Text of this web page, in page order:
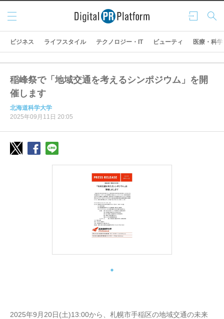
ログ
イン
検索
メニ
ュー
ビジネス ライフスタイル テクノロジー・IT ビューティ 医療・科学
稲峰祭で「地域交通を考えるシンポジウム」を開
催します
北海道科学大学
2025年09月11日 20:05
2025年9月20日(土)13:00から、札幌市手稲区の地域交通の未来